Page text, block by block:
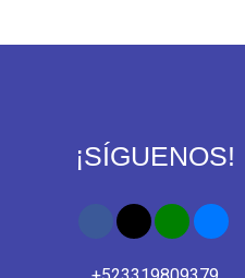
¡SÍGUENOS!